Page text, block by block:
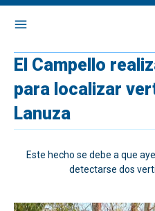
El Campello
para localizar
Lanuza
Este hecho se debe a que
detectarse dos